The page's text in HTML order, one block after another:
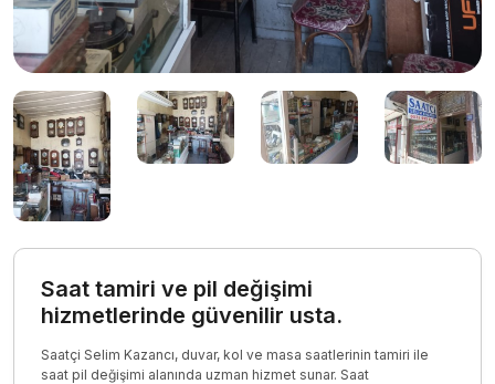
Saat tamiri ve pil değişimi
hizmetlerinde güvenilir usta.
Saatçi Selim Kazancı, duvar, kol ve masa saatlerinin tamiri ile
saat pil değişimi alanında uzman hizmet sunar. Saat